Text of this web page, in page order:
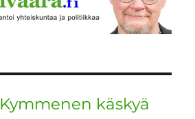
Kymmenen käskyä